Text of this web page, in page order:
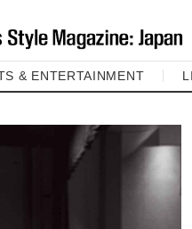
& ENTERTAINMENT